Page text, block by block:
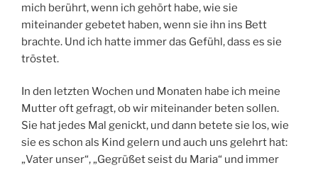
mich berührt, wenn ich gehört habe, wie sie
miteinander gebetet haben, wenn sie ihn ins Bett
brachte. Und ich hatte immer das Gefühl, dass es sie
tröstet.
In den letzten Wochen und Monaten habe ich meine
Mutter oft gefragt, ob wir miteinander beten sollen.
Sie hat jedes Mal genickt, und dann betete sie los, wie
sie es schon als Kind gelern und auch uns gelehrt hat:
„Vater unser“, „Gegrüßet seist du Maria“ und immer